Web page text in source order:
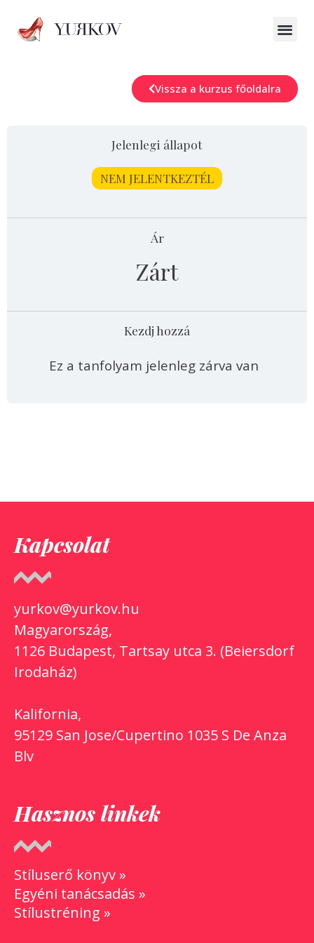
Vissza a kurzus főoldalra
Jelenlegi állapot
NEM JELENTKEZTÉL
Ár
Zárt
Kezdj hozzá
Ez a tanfolyam jelenleg zárva van
Kapcsolat
yurkov@yurkov.hu
Magyarország,
1126 Budapest, Tartsay utca 3. (Beiersdorf
Irodaház)
Kalifornia,
95129 San Jose/Cupertino 1035 S De Anza
Blv
Hasznos linkek
Stíluserő könyv »
Egyéni tanácsadás »
Stílustréning »